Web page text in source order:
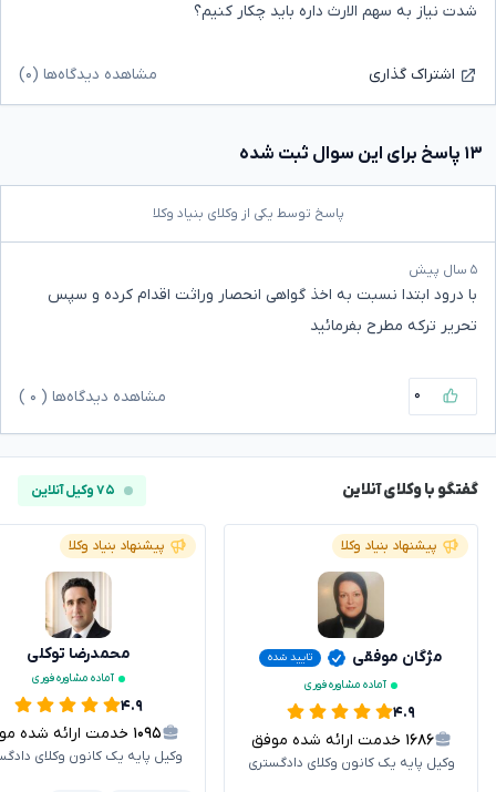
شدت نیاز به سهم الارث داره باید چکار کنیم؟
اشتراک گذاری مشاهده دیدگاه‌ها (۰)
۱۳ پاسخ برای این سوال ثبت شده
پاسخ توسط یکی از وکلای بنیاد وکلا
۵ سال پیش
با درود ابتدا نسبت به اخذ گواهی انحصار وراثت اقدام کرده و سپس
تحریر ترکه مطرح بفرمائید
۰ مشاهده دیدگاه‌ها ( ۰
گفتگو با وکلای آنلاین ۷۵ وکیل آنلاین
پیشنهاد بنیاد وکلا
مژگان موفقی
تایید شده
آماده مشاوره فوری
۴.۹
۱۶۸۶ خدمت ارائه شده موفق
وکیل پایه یک کانون وکلای دادگستری
پیشنهاد بنیاد وکلا
محمدرضا توکلی
آماده مشاوره فوری
۴.۹
۱۰۹۵ خدمت ارائه شده موفق
وکیل پایه یک کانون وکلای